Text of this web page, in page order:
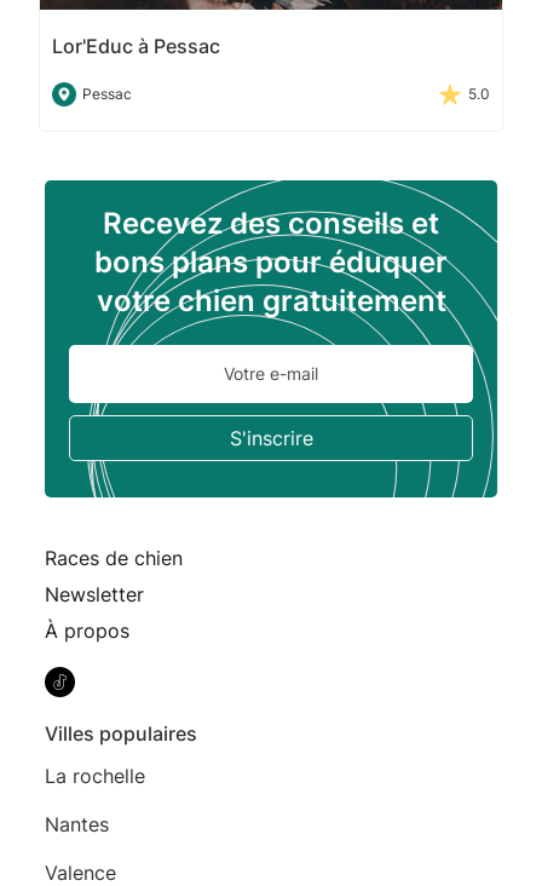
Lor'Educ à Pessac
Pessac 5.0
Recevez des conseils et
bons plans pour éduquer
votre chien gratuitement
Races de chien
Newsletter
À propos
Villes populaires
La rochelle
Nantes
Valence